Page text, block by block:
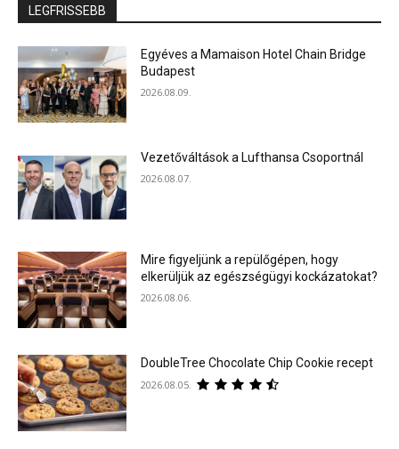
LEGFRISSEBB
Egyéves a Mamaison Hotel Chain Bridge
Budapest
2026.08.09.
Vezetőváltások a Lufthansa Csoportnál
2026.08.07.
Mire figyeljünk a repülőgépen, hogy
elkerüljük az egészségügyi kockázatokat?
2026.08.06.
DoubleTree Chocolate Chip Cookie recept
2026.08.05.